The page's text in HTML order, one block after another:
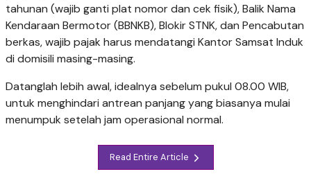
tahunan (wajib ganti plat nomor dan cek fisik), Balik Nama
Kendaraan Bermotor (BBNKB), Blokir STNK, dan Pencabutan
berkas, wajib pajak harus mendatangi Kantor Samsat Induk
di domisili masing-masing.
Datanglah lebih awal, idealnya sebelum pukul 08.00 WIB,
untuk menghindari antrean panjang yang biasanya mulai
menumpuk setelah jam operasional normal.
Read Entire Article